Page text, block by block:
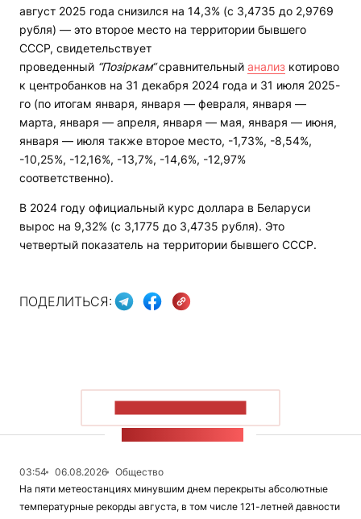
август 2025 года снизился на 14,3% (с 3,4735 до 2,9769
рубля) — это второе место на территории бывшего
СССР, свидетельствует
проведенный “Позіркам“сравнительный анализ котирово
к центробанков на 31 декабря 2024 года и 31 июля 2025-
го (по итогам января, января — февраля, января —
марта, января — апреля, января — мая, января — июня,
января — июля также второе место, -1,73%, -8,54%,
-10,25%, -12,16%, -13,7%, -14,6%, -12,97%
соответственно).
В 2024 году официальный курс доллара в Беларуси
вырос на 9,32% (с 3,1775 до 3,4735 рубля). Это
четвертый показатель на территории бывшего СССР.
ПОДЕЛИТЬСЯ:
03:54 06.08.2026
Общество
На пяти метеостанциях минувшим днем перекрыты абсолютные
температурные рекорды августа, в том числе 121-летней давности